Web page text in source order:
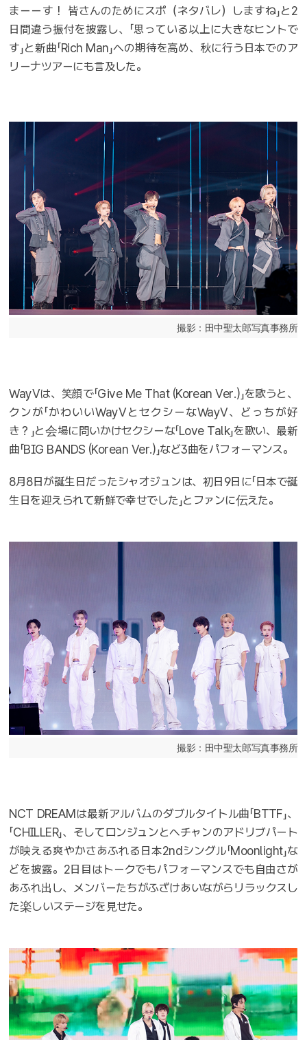
まーーす！ 皆さんのためにスポ（ネタバレ）しますね」と2
日間違う振付を披露し、「思っている以上に大きなヒントで
す」と新曲「Rich Man」への期待を高め、秋に行う日本でのア
リーナツアーにも言及した。
撮影：田中聖太郎写真事務所
WayVは、笑顔で「Give Me That (Korean Ver.)」を歌うと、
クンが「かわいいWayVとセクシーなWayV、どっちが好
き？」と会場に問いかけセクシーな「Love Talk」を歌い、最新
曲「BIG BANDS (Korean Ver.)」など3曲をパフォーマンス。
8月8日が誕生日だったシャオジュンは、初日9日に「日本で誕
生日を迎えられて新鮮で幸せでした」とファンに伝えた。
撮影：田中聖太郎写真事務所
NCT DREAMは最新アルバムのダブルタイトル曲「BTTF」、
「CHILLER」、そしてロンジュンとへチャンのアドリブパート
が映える爽やかさあふれる日本2ndシングル「Moonlight」な
どを披露。2日目はトークでもパフォーマンスでも自由さが
あふれ出し、メンバーたちがふざけあいながらリラックスし
た楽しいステージを見せた。